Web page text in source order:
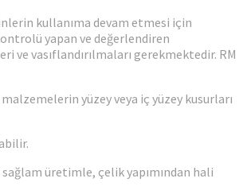
kullanıma devam etmesi için
yapan ve değerlendiren
vasıflandırılmaları gerekmektedir. RM
yüzey veya iç yüzey kusurları
üretimle, çelik yapımından hali